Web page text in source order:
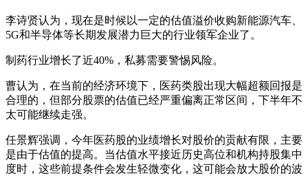
李诗贤认为，现在是时候以一定的估值溢价收购新能源汽车、
5G和半导体等长期发展潜力巨大的行业领军企业了。
制药行业增长了近40%，私募需要警惕风险。
曹认为，在当前的经济环境下，医药类股出现大幅超额回报是
合理的，但部分股票的估值已经严重偏离正常区间，下半年不
太可能继续走强。
任景辉强调，今年医药股的业绩增长对股价的贡献有限，主要
是由于估值的提高。当估值水平接近历史高位和机构持股集中
度时，这些前提条件会发生轻微变化，这可能会放大股价的波